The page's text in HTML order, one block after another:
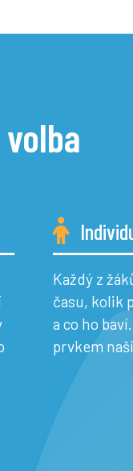
Každý z
času, kolik
a co ho
prvkem